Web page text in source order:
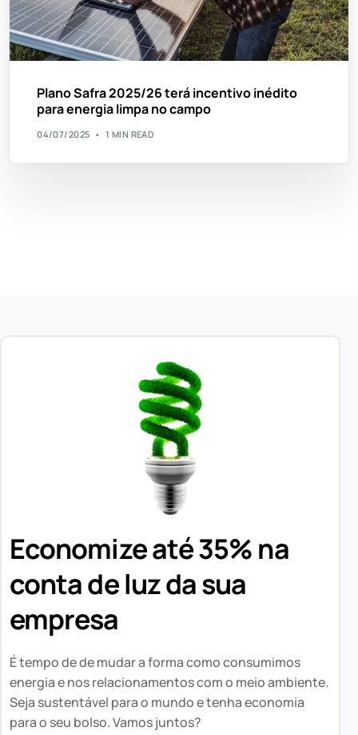
Plano Safra 2025/26 terá incentivo inédito
para energia limpa no campo
04/07/2025 1 MIN READ
Economize até 35% na
conta de luz da sua
empresa
É tempo de de mudar a forma como consumimos
energia e nos relacionamentos com o meio ambiente.
Seja sustentável para o mundo e tenha economia
para o seu bolso. Vamos juntos?